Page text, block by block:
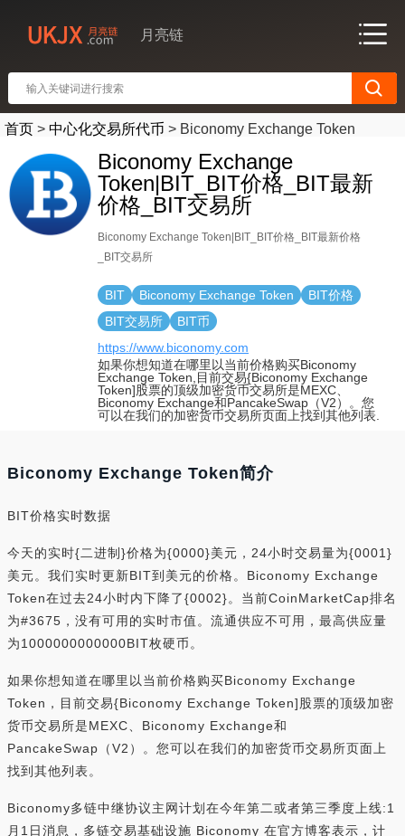
月亮链
首页 > 中心化交易所代币 > Biconomy Exchange Token
Biconomy Exchange
Token|BIT_BIT价格_BIT最新
价格_BIT交易所
Biconomy Exchange Token|BIT_BIT价格_BIT最新价格
_BIT交易所
BIT Biconomy Exchange Token
BIT价格
BIT交易所
BIT币
https://www.biconomy.com
如果你想知道在哪里以当前价格购买Biconomy
Exchange Token,目前交易{Biconomy Exchange
Token]股票的顶级加密货币交易所是MEXC、
Biconomy Exchange和PancakeSwap（V2）。您
可以在我们的加密货币交易所页面上找到其他列表.
Biconomy Exchange Token简介
BIT价格实时数据
今天的实时{二进制}价格为{0000}美元，24小时交易量为{0001}
美元。我们实时更新BIT到美元的价格。Biconomy Exchange
Token在过去24小时内下降了{0002}。当前CoinMarketCap排名
为#3675，没有可用的实时市值。流通供应不可用，最高供应量
为1000000000000BIT枚硬币。
如果你想知道在哪里以当前价格购买Biconomy Exchange
Token，目前交易{Biconomy Exchange Token]股票的顶级加密
货币交易所是MEXC、Biconomy Exchange和
PancakeSwap（V2）。您可以在我们的加密货币交易所页面上
找到其他列表。
Biconomy多链中继协议主网计划在今年第二或者第三季度上线:1
月1日消息，多链交易基础设施 Biconomy 在官方博客表示，计